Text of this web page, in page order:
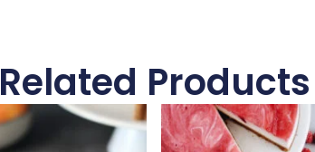
Related Products